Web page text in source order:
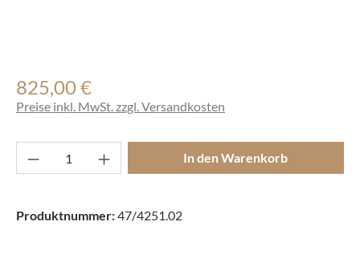
Regulärer Preis:
825,00 €
Preise inkl. MwSt. zzgl. Versandkosten
Produkt Anzahl: Gib den gewünschten
In den Warenkorb
Produktnummer:47/4251.02